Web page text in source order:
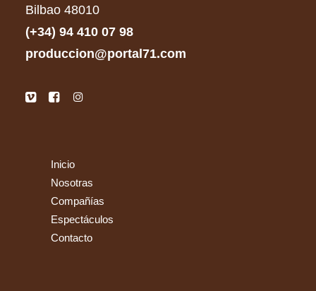
Bilbao 48010
(+34) 94 410 07 98
produccion@portal71.com
Inicio
Nosotras
Compañías
Espectáculos
Contacto